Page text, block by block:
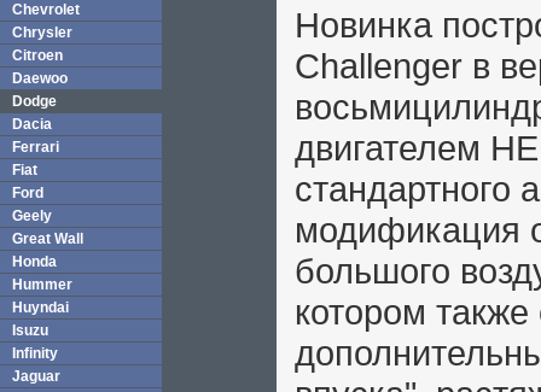
Chevrolet
Chrysler
Citroen
Daewoo
Dodge
Dacia
Ferrari
Fiat
Ford
Geely
Great Wall
Honda
Hummer
Huyndai
Isuzu
Infinity
Jaguar
Новинка
Challenger в
двигателем
стандартного
модификация
большого
котором